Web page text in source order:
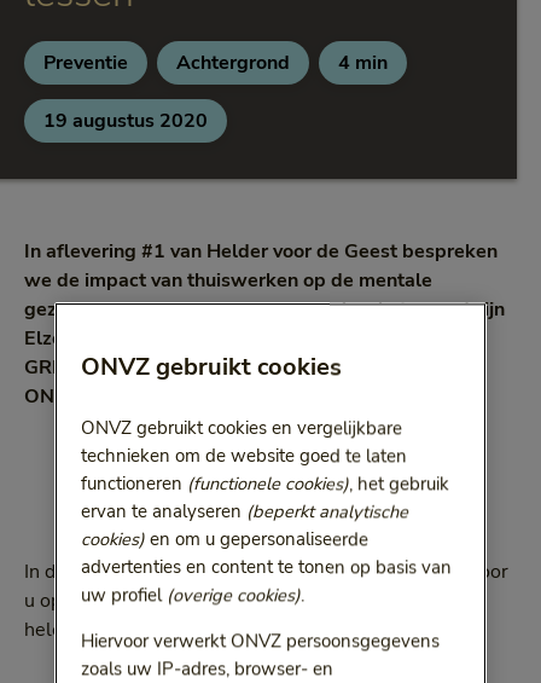
Categorie:
Preventie Categorie:
Achtergrond Leestijd:
4 min4 minuten
19 augustus 2020
In aflevering #1 van Helder voor de Geest bespreken
we de impact van thuiswerken op de mentale
gezondheid van uw medewerkers. Aan het woord zijn
Elze Versteeve (psycholoog en managing partner
GRIP) en Bas Habets (Corporate Healthmanager
ONVZ).
In dit artikel hebben we de vijf belangrijkste lessen voor
u opgesomd. Liever de video bekijken? Scroll dan
helemaal naar beneden.
ONVZ gebruikt cookies
ONVZ gebruikt cookies en vergelijkbare
technieken om de website goed te laten
functioneren (functionele cookies), het gebruik
ervan te analyseren (beperkt analytische
cookies)en om u gepersonaliseerde
advertenties en content te tonen op basis van
uw profiel (overige cookies).
Hiervoor verwerkt ONVZ persoonsgegevens
zoals uw IP-adres, browser- en